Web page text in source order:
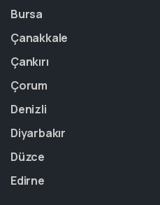
Bursa
Çanakkale
Çankırı
Çorum
Denizli
Diyarbakır
Düzce
Edirne